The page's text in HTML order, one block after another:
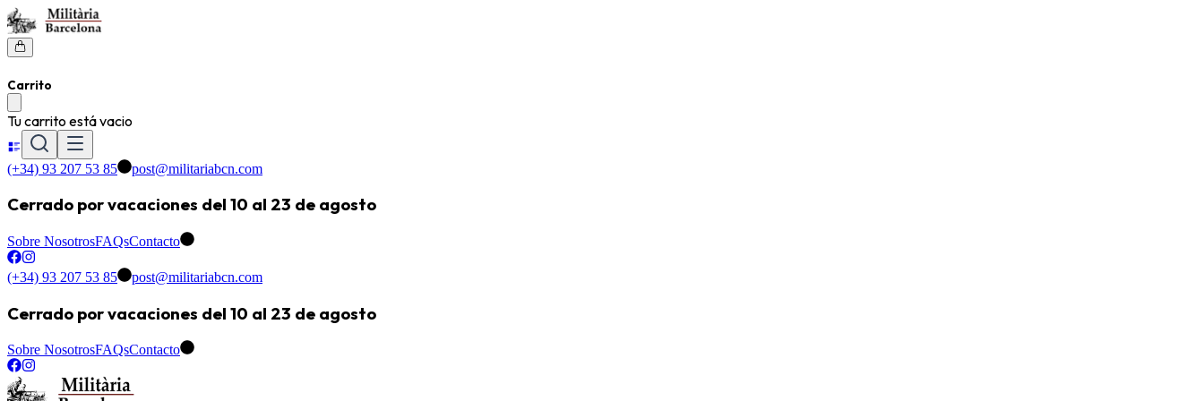
Carrito
Tu carrito está vacio
(+34) 93 207 53 85 post@militariabcn.com
Cerrado por vacaciones del 10 al 23 de agosto
Sobre NosotrosFAQsContacto
(+34) 93 207 53 85 post@militariabcn.com
Cerrado por vacaciones del 10 al 23 de agosto
Sobre NosotrosFAQsContacto